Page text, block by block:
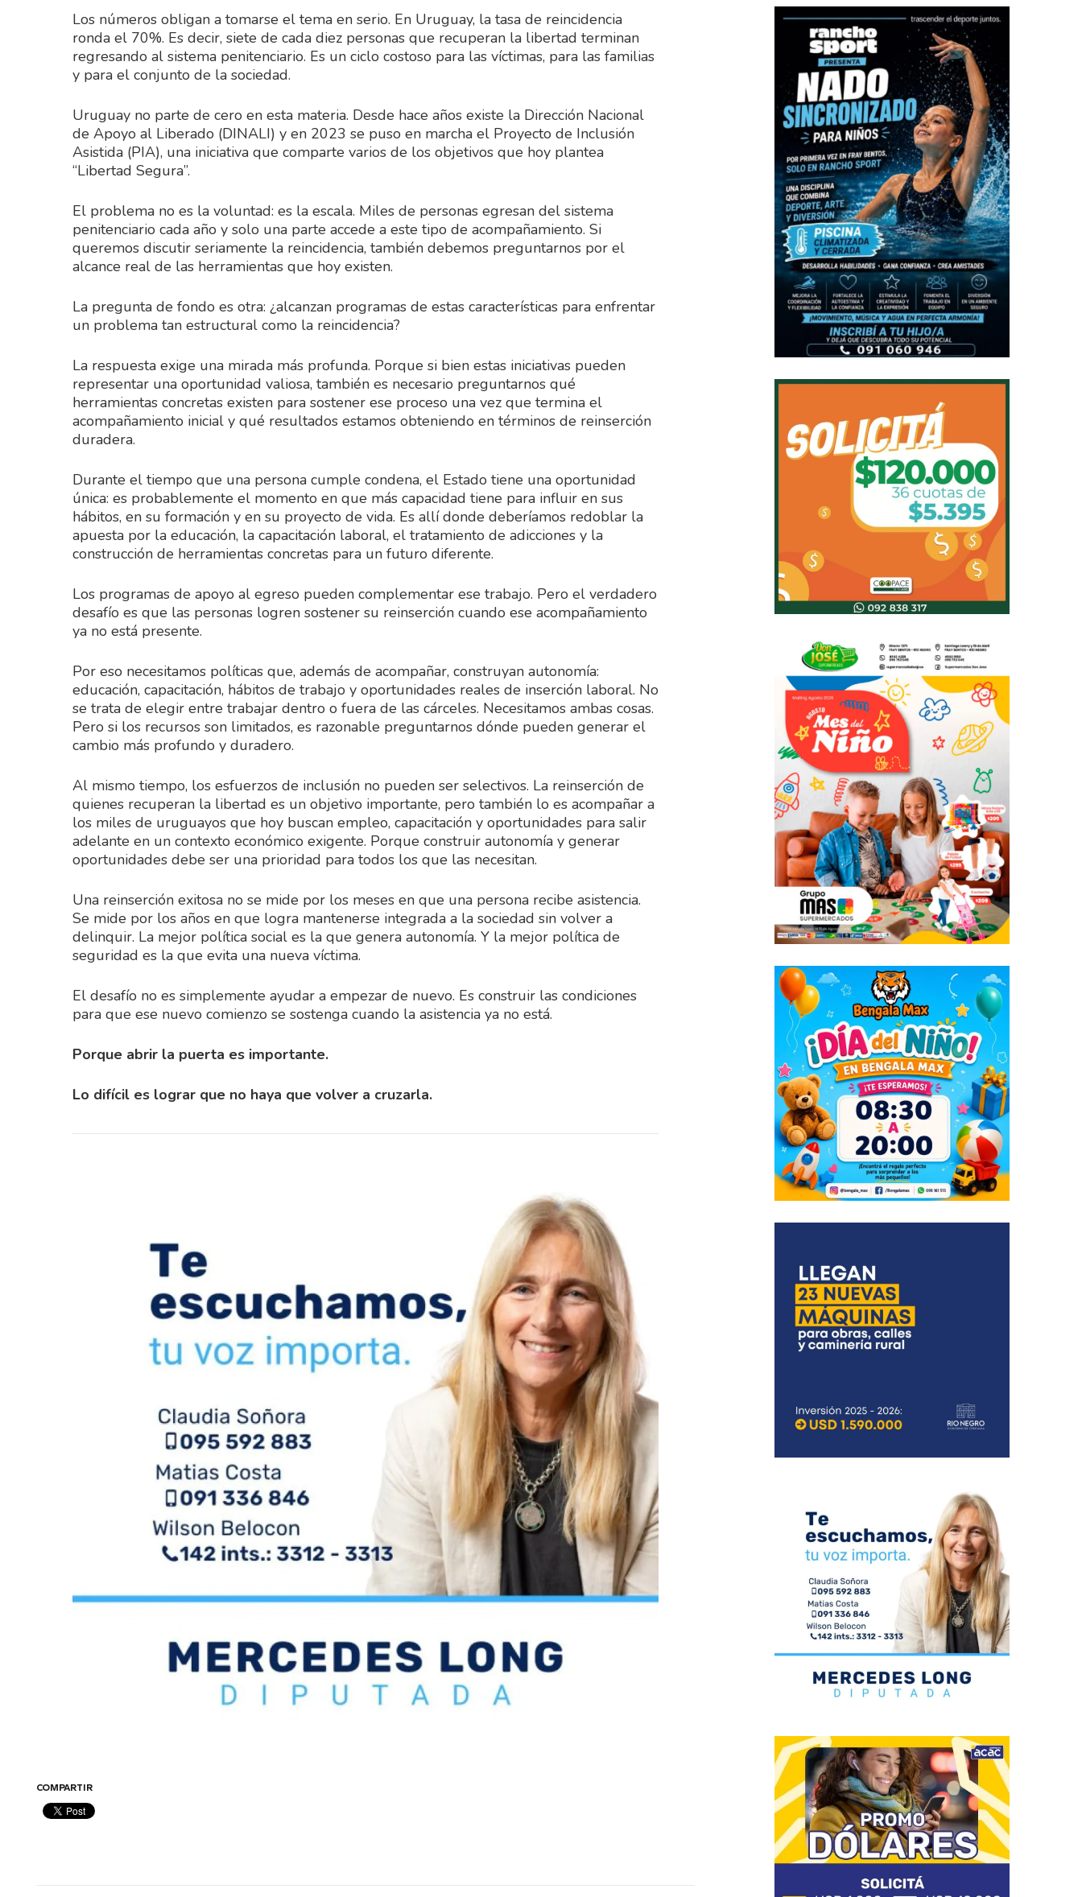
Los números obligan a tomarse el tema en serio. En Uruguay, la tasa de reincidencia
ronda el 70%. Es decir, siete de cada diez personas que recuperan la libertad terminan
regresando al sistema penitenciario. Es un ciclo costoso para las víctimas, para las familias
y para el conjunto de la sociedad.
Uruguay no parte de cero en esta materia. Desde hace años existe la Dirección Nacional
de Apoyo al Liberado (DINALI) y en 2023 se puso en marcha el Proyecto de Inclusión
Asistida (PIA), una iniciativa que comparte varios de los objetivos que hoy plantea
“Libertad Segura”.
El problema no es la voluntad: es la escala. Miles de personas egresan del sistema
penitenciario cada año y solo una parte accede a este tipo de acompañamiento. Si
queremos discutir seriamente la reincidencia, también debemos preguntarnos por el
alcance real de las herramientas que hoy existen.
La pregunta de fondo es otra: ¿alcanzan programas de estas características para enfrentar
un problema tan estructural como la reincidencia?
La respuesta exige una mirada más profunda. Porque si bien estas iniciativas pueden
representar una oportunidad valiosa, también es necesario preguntarnos qué
herramientas concretas existen para sostener ese proceso una vez que termina el
acompañamiento inicial y qué resultados estamos obteniendo en términos de reinserción
duradera.
Durante el tiempo que una persona cumple condena, el Estado tiene una oportunidad
única: es probablemente el momento en que más capacidad tiene para influir en sus
hábitos, en su formación y en su proyecto de vida. Es allí donde deberíamos redoblar la
apuesta por la educación, la capacitación laboral, el tratamiento de adicciones y la
construcción de herramientas concretas para un futuro diferente.
Los programas de apoyo al egreso pueden complementar ese trabajo. Pero el verdadero
desafío es que las personas logren sostener su reinserción cuando ese acompañamiento
ya no está presente.
Por eso necesitamos políticas que, además de acompañar, construyan autonomía:
educación, capacitación, hábitos de trabajo y oportunidades reales de inserción laboral. No
se trata de elegir entre trabajar dentro o fuera de las cárceles. Necesitamos ambas cosas.
Pero si los recursos son limitados, es razonable preguntarnos dónde pueden generar el
cambio más profundo y duradero.
Al mismo tiempo, los esfuerzos de inclusión no pueden ser selectivos. La reinserción de
quienes recuperan la libertad es un objetivo importante, pero también lo es acompañar a
los miles de uruguayos que hoy buscan empleo, capacitación y oportunidades para salir
adelante en un contexto económico exigente. Porque construir autonomía y generar
oportunidades debe ser una prioridad para todos los que las necesitan.
Una reinserción exitosa no se mide por los meses en que una persona recibe asistencia.
Se mide por los años en que logra mantenerse integrada a la sociedad sin volver a
delinquir. La mejor política social es la que genera autonomía. Y la mejor política de
seguridad es la que evita una nueva víctima.
El desafío no es simplemente ayudar a empezar de nuevo. Es construir las condiciones
para que ese nuevo comienzo se sostenga cuando la asistencia ya no está.
Porque abrir la puerta es importante.
Lo difícil es lograr que no haya que volver a cruzarla.
COMPARTIR